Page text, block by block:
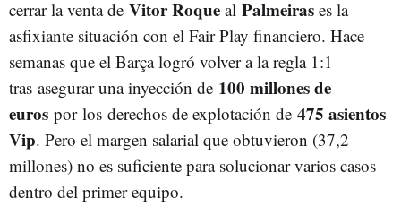
cerrar la venta de Vitor Roque al Palmeiras es la
asfixiante situación con el Fair Play financiero. Hace
semanas que el Barça logró volver a la regla 1:1
tras asegurar una inyección de 100 millones de
euros por los derechos de explotación de 475 asientos
Vip. Pero el margen salarial que obtuvieron (37,2
millones) no es suficiente para solucionar varios casos
dentro del primer equipo.